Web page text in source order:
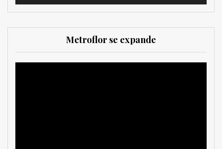
Metroflor se expande